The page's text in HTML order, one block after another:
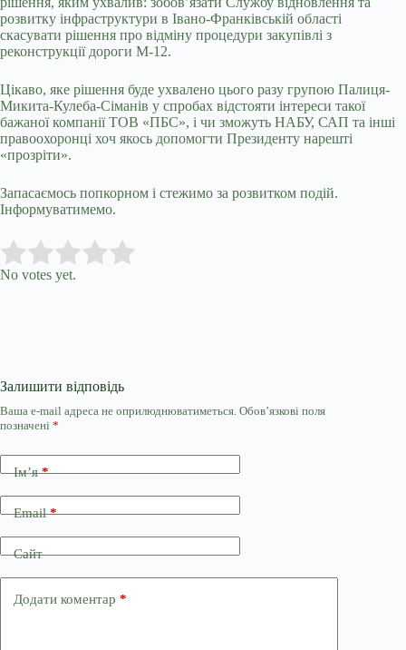
розвитку інфраструктури в Івано-Франківській області
скасувати рішення про відміну процедури закупівлі з
реконструкції дороги М-12.
Цікаво, яке рішення буде ухвалено цього разу групою Палиця-
Микита-Кулеба-Сіманів у спробах відстояти інтереси такої
бажаної компанії ТОВ «ПБС», і чи зможуть НАБУ, САП та інші
правоохоронці хоч якось допомогти Президенту нарешті
«прозріти».
Запасаємось попкорном і стежимо за розвитком подій.
Інформуватимемо.
Rate this item:
No votes yet.
Залишити відповідь
Ваша e-mail адреса не оприлюднюватиметься. Обов’язкові поля
позначені *
Ім’я*
Email*
Сайт
Додати коментар *